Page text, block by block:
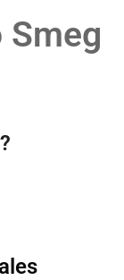
Smeg